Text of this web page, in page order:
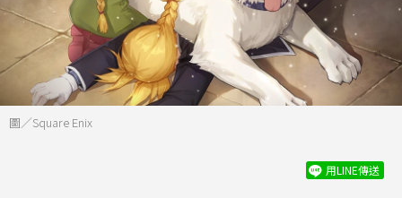
圖／Square Enix
用LINE傳送